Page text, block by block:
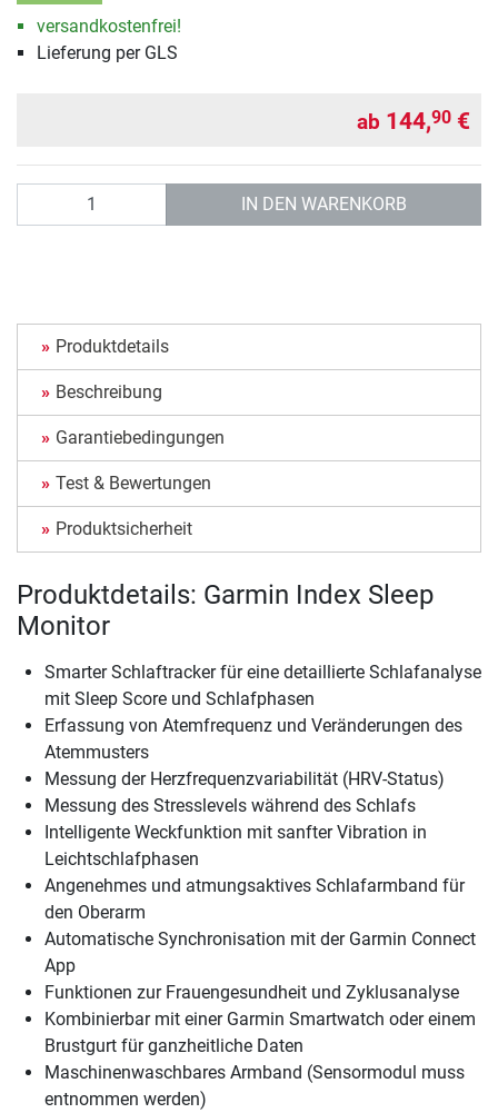
versandkostenfrei!
Lieferung per GLS
ab 144,90 €
IN DEN WARENKORB
Produktdetails
Beschreibung
Garantiebedingungen
Test & Bewertungen
Produktsicherheit
Produktdetails: Garmin Index Sleep
Monitor
Smarter Schlaftracker für eine detaillierte Schlafanalyse
mit Sleep Score und Schlafphasen
Erfassung von Atemfrequenz und Veränderungen des
Atemmusters
Messung der Herzfrequenzvariabilität (HRV-Status)
Messung des Stresslevels während des Schlafs
Intelligente Weckfunktion mit sanfter Vibration in
Leichtschlafphasen
Angenehmes und atmungsaktives Schlafarmband für
den Oberarm
Automatische Synchronisation mit der Garmin Connect
App
Funktionen zur Frauengesundheit und Zyklusanalyse
Kombinierbar mit einer Garmin Smartwatch oder einem
Brustgurt für ganzheitliche Daten
Maschinenwaschbares Armband (Sensormodul muss
entnommen werden)